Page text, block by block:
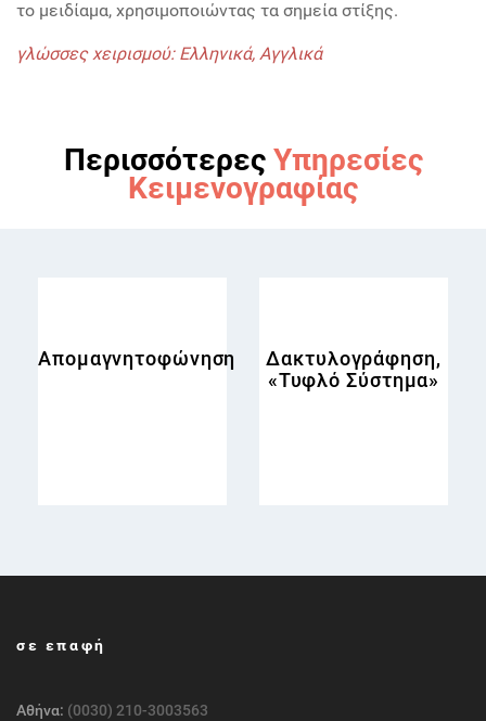
το μειδίαμα, χρησιμοποιώντας τα σημεία στίξης.
γλώσσες χειρισμού: Ελληνικά, Αγγλικά
Περισσότερες Υπηρεσίες
Κειμενογραφίας
Απομαγνητοφώνηση
Δακτυλογράφηση,
«Τυφλό Σύστημα»
σε επαφή
Αθήνα: (0030) 210-3003563